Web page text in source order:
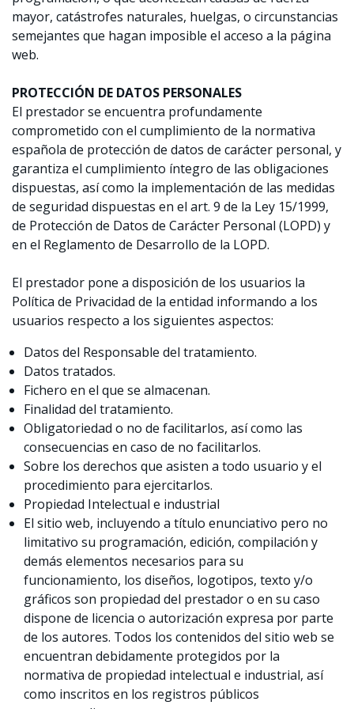
mayor, catástrofes naturales, huelgas, o circunstancias
semejantes que hagan imposible el acceso a la página
web.
PROTECCIÓN DE DATOS PERSONALES
El prestador se encuentra profundamente
comprometido con el cumplimiento de la normativa
española de protección de datos de carácter personal, y
garantiza el cumplimiento íntegro de las obligaciones
dispuestas, así como la implementación de las medidas
de seguridad dispuestas en el art. 9 de la Ley 15/1999,
de Protección de Datos de Carácter Personal (LOPD) y
en el Reglamento de Desarrollo de la LOPD.
El prestador pone a disposición de los usuarios la
Política de Privacidad de la entidad informando a los
usuarios respecto a los siguientes aspectos:
Datos del Responsable del tratamiento.
Datos tratados.
Fichero en el que se almacenan.
Finalidad del tratamiento.
Obligatoriedad o no de facilitarlos, así como las
consecuencias en caso de no facilitarlos.
Sobre los derechos que asisten a todo usuario y el
procedimiento para ejercitarlos.
Propiedad Intelectual e industrial
El sitio web, incluyendo a título enunciativo pero no
limitativo su programación, edición, compilación y
demás elementos necesarios para su
funcionamiento, los diseños, logotipos, texto y/o
gráficos son propiedad del prestador o en su caso
dispone de licencia o autorización expresa por parte
de los autores. Todos los contenidos del sitio web se
encuentran debidamente protegidos por la
normativa de propiedad intelectual e industrial, así
como inscritos en los registros públicos